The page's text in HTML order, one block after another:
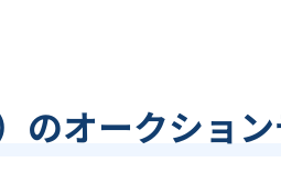
のオークショ